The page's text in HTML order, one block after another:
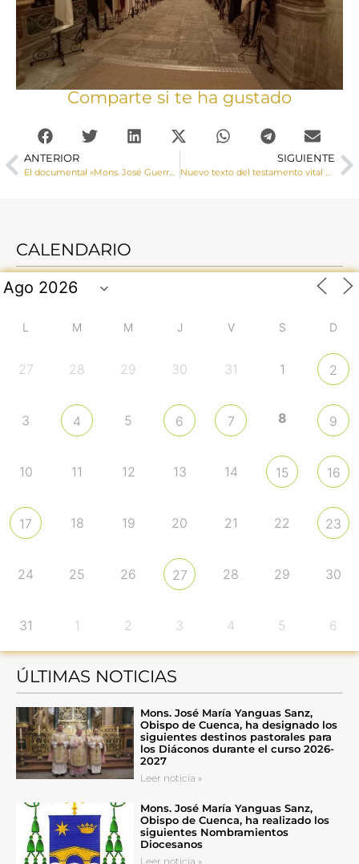
Comparte si te ha gustado
ANTERIOR
El documental «Mons. José Guerra Campos. El Pastor bueno» rinde homenaje al que fuera Obispo de Cuenca
SIGUIENTE
Nuevo texto del testamento vital de la CEE
CALENDARIO
L M M J V S D
27 28 29 30 31 1 2
3 4 5 6 7 8 9
10 11 12 13 14 15 16
17 18 19 20 21 22 23
24 25 26 27 28 29 30
31 1 2 3 4 5 6
ÚLTIMAS NOTICIAS
Mons. José María Yanguas Sanz,
Obispo de Cuenca, ha designado los
siguientes destinos pastorales para
los Diáconos durante el curso 2026-
2027
Leer noticia »
Mons. José María Yanguas Sanz,
Obispo de Cuenca, ha realizado los
siguientes Nombramientos
Diocesanos
Leer noticia »